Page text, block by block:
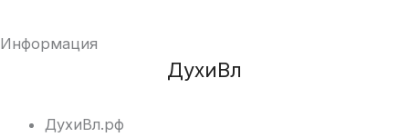
Информация
ДухиВл
ДухиВл.рф